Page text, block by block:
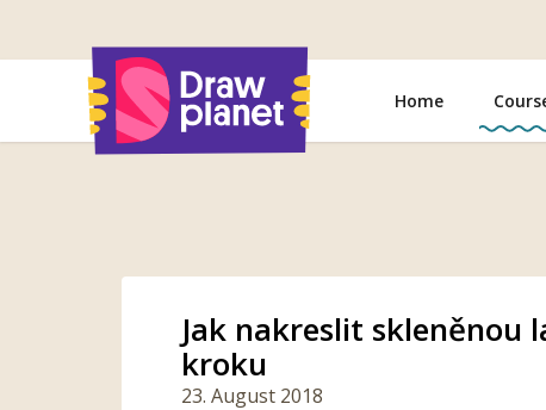
Home
Jak nakreslit skleněnou
kroku
23. August 2018